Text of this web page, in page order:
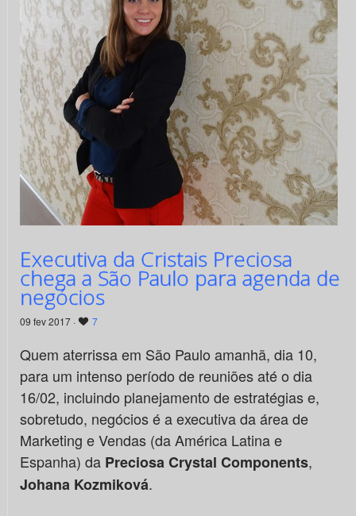
Executiva da Cristais Preciosa
chega a São Paulo para agenda de
negócios
09 fev 2017 · 7
Quem aterrissa em São Paulo amanhã, dia 10,
para um intenso período de reuniões até o dia
16/02, incluindo planejamento de estratégias e,
sobretudo, negócios é a executiva da área de
Marketing e Vendas (da América Latina e
Espanha) da Preciosa Crystal Components,
Johana Kozmiková.